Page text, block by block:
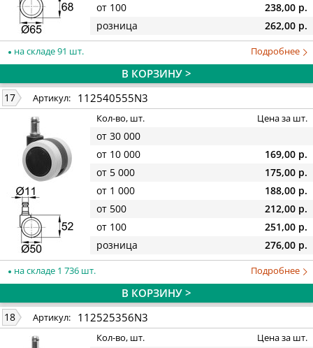
от 100
238,00 р.
розница
262,00 р.
на складе 91 шт. Подробнее
В КОРЗИНУ >
17 Артикул: 112540555N3
Кол-во, шт. Цена за шт.
от 30 000
от 10 000
169,00 р.
от 5 000
175,00 р.
от 1 000
188,00 р.
от 500
212,00 р.
от 100
251,00 р.
розница
276,00 р.
на складе 1 736 шт. Подробнее
В КОРЗИНУ >
18 Артикул: 112525356N3
Кол-во, шт. Цена за шт.